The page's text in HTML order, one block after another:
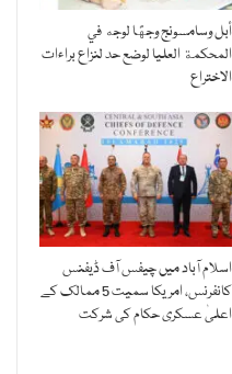
أبل وسامسونج وجهًا لوجه في
المحكمة العليا لوضع حد لنزاع براءات
الاختراع
اسلام آباد میں چیفس آف ڈیفنس
کانفرنس، امریکا سمیت 5 ممالک کے
اعلیٰ عسکری حکام کی شرکت